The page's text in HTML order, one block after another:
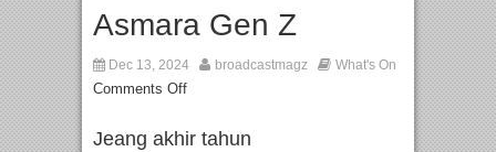
Asmara Gen Z
Dec 13, 2024 broadcastmagz What's On
Comments Off
Jeang akhir tahun